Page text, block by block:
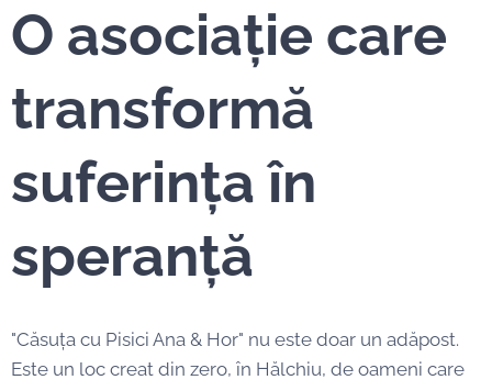
O asociație care
transformă
suferința în
speranță
"Căsuța cu Pisici Ana & Hor" nu este doar un adăpost.
Este un loc creat din zero, în Hălchiu, de oameni care